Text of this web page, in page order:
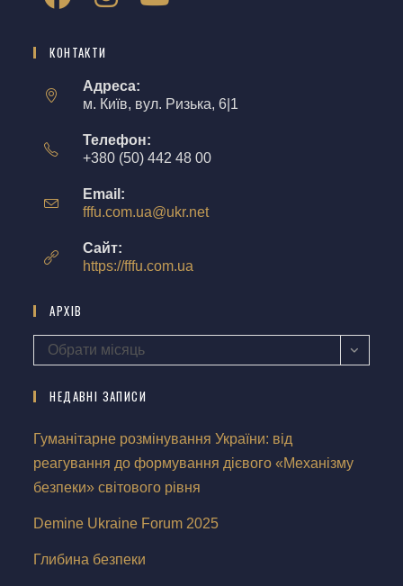
КОНТАКТИ
Адреса:
м. Київ, вул. Ризька, 6|1
Телефон:
+380 (50) 442 48 00
Email:
fffu.com.ua@ukr.net
Сайт:
https://fffu.com.ua
АРХІВ
Обрати місяць
НЕДАВНІ ЗАПИСИ
Гуманітарне розмінування України: від
реагування до формування дієвого «Механізму
безпеки» світового рівня
Demine Ukraine Forum 2025
Глибина безпеки